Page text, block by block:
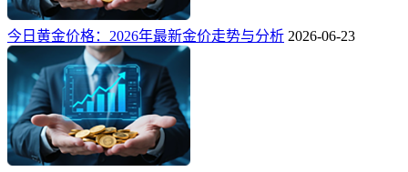
今日黄金价格：2026年最新金价走势与分析 2026-06-23